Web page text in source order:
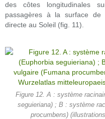
des côtes longitudinales
passagères à la surface de
directe au Soleil (fig. 11).
Figure 12. A : système
seguieriana) ; B : système
procumbens)